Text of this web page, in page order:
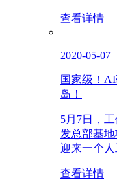
查看详情
2020-05-07
国家级！
岛！
5月7日，
发总部基
迎来一个人
查看详情